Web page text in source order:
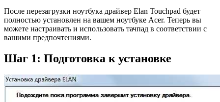
После перезагрузки ноутбука драйвер Elan Touchpad будет
полностью установлен на вашем ноутбуке Acer. Теперь вы
можете настраивать и использовать тачпад в соответствии с
вашими предпочтениями.
Шаг 1: Подготовка к установке